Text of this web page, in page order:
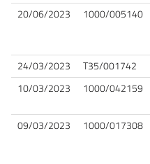
20/06/2023 1000/005140
24/03/2023 T35/001742
10/03/2023
1000/042159
09/03/2023 1000/017308